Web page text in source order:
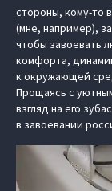
стороны, кому-то
(мне, например),
чтобы завоевать
комфорта,
к окружающей
Прощаясь с
взгляд на его
в завоевании